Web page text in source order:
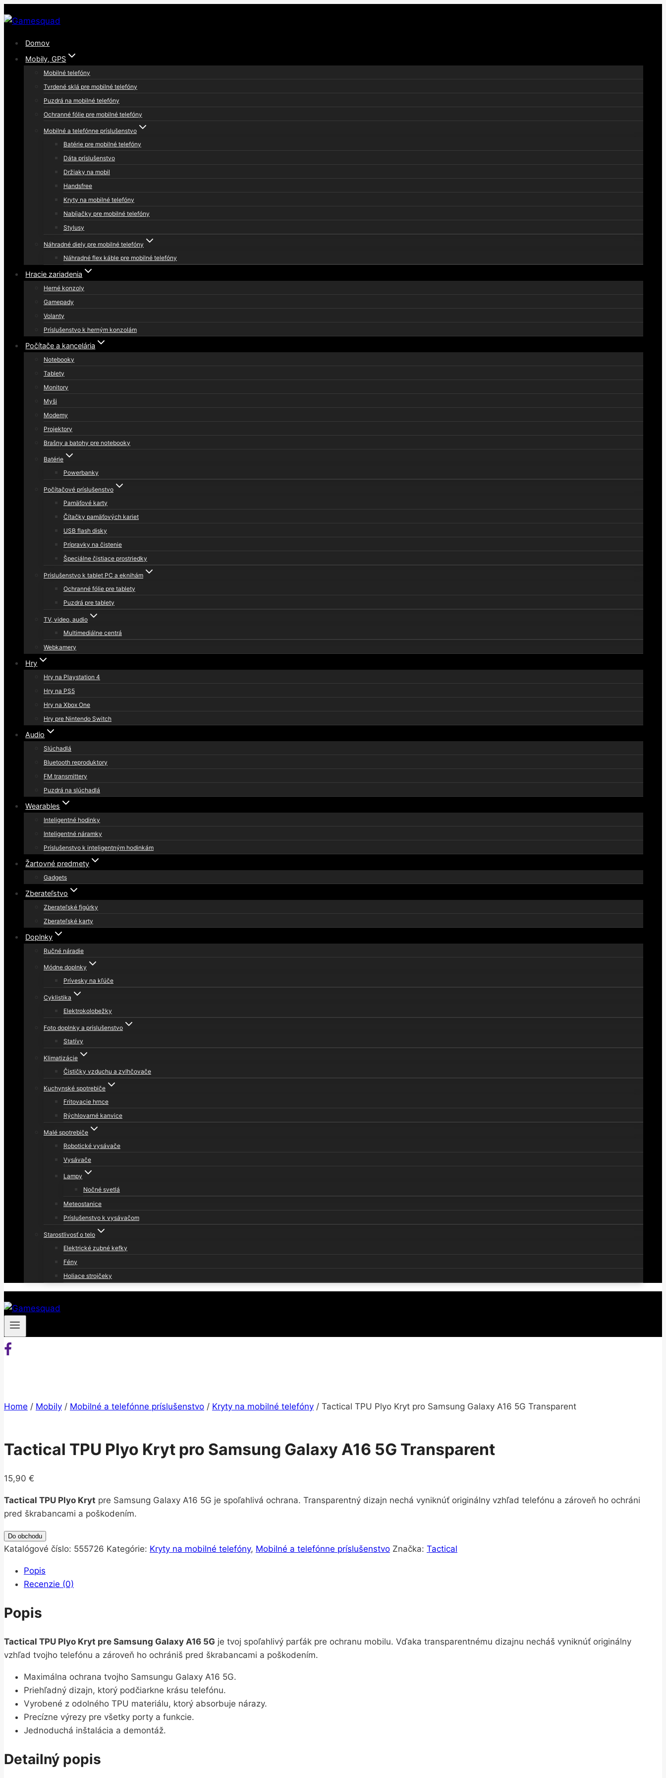
to
Domov
Mobily, GPS
Mobilné telefóny
Tvrdené sklá pre mobilné telefóny
Puzdrá na mobilné telefóny
Ochranné fólie pre mobilné telefóny
Mobilné a telefónne príslušenstvo
Batérie pre mobilné telefóny
Dáta príslušenstvo
Držiaky na mobil
Handsfree
Kryty na mobilné telefóny
Nabíjačky pre mobilné telefóny
Stylusy
Náhradné diely pre mobilné telefóny
Náhradné flex káble pre mobilné telefóny
Hracie zariadenia
Herné konzoly
Gamepady
Volanty
Príslušenstvo k herným konzolám
Počítače a kancelária
Notebooky
Tablety
Monitory
Myši
Modemy
Projektory
Brašny a batohy pre notebooky
Batérie
Powerbanky
Počítačové príslušenstvo
Pamäťové karty
Čítačky pamäťových kariet
USB flash disky
Prípravky na čistenie
Špeciálne čistiace prostriedky
Príslušenstvo k tablet PC a eknihám
Ochranné fólie pre tablety
Puzdrá pre tablety
TV, video, audio
Multimediálne centrá
Webkamery
Hry
Hry na Playstation 4
Hry na PS5
Hry na Xbox One
Hry pre Nintendo Switch
Audio
Slúchadlá
Bluetooth reproduktory
FM transmittery
Puzdrá na slúchadlá
Wearables
Inteligentné hodinky
Inteligentné náramky
Príslušenstvo k inteligentným hodinkám
Žartovné predmety
Gadgets
Zberateľstvo
Zberateľské figúrky
Zberateľské karty
Doplnky
Ručné náradie
Módne doplnky
Prívesky na kľúče
Cyklistika
Elektrokolobežky
Foto doplnky a príslušenstvo
Statívy
Klimatizácie
Čističky vzduchu a zvlhčovače
Kuchynské spotrebiče
Fritovacie hrnce
Rýchlovarné kanvice
Malé spotrebiče
Robotické vysávače
Vysávače
Lampy
Nočné svetlá
Meteostanice
Príslušenstvo k vysávačom
Starostlivosť o telo
Elektrické zubné kefky
Fény
Holiace strojčeky
Home / Mobily / Mobilné a telefónne príslušenstvo / Kryty na mobilné telefóny / Tactical TPU Plyo Kryt pro Samsung Galaxy A16 5G Transparent
Tactical TPU Plyo Kryt pro Samsung Galaxy A16 5G Transparent
15,90 €
Tactical TPU Plyo Kryt pre Samsung Galaxy A16 5G je spoľahlivá ochrana. Transparentný dizajn nechá vyniknúť originálny vzhľad telefónu a zároveň ho ochráni
pred škrabancami a poškodením.
Do obchodu
Katalógové číslo: 555726 Kategórie: Kryty na mobilné telefóny, Mobilné a telefónne príslušenstvo Značka: Tactical
Popis
Recenzie (0)
Popis
Tactical TPU Plyo Kryt pre Samsung Galaxy A16 5G je tvoj spoľahlivý parťák pre ochranu mobilu. Vďaka transparentnému dizajnu necháš vyniknúť originálny
vzhľad tvojho telefónu a zároveň ho ochrániš pred škrabancami a poškodením.
Maximálna ochrana tvojho Samsungu Galaxy A16 5G.
Priehľadný dizajn, ktorý podčiarkne krásu telefónu.
Vyrobené z odolného TPU materiálu, ktorý absorbuje nárazy.
Precízne výrezy pre všetky porty a funkcie.
Jednoduchá inštalácia a demontáž.
Detailný popis